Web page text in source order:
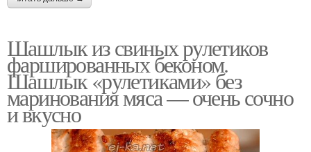
Шашлык из свиных рулетиков
фаршированных беконом.
Шашлык «рулетиками» без
маринования мяса — очень сочно
и вкусно